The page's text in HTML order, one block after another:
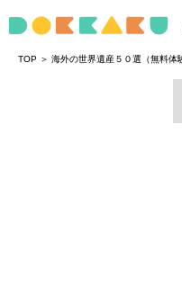
TOP ＞ 海外の世界遺産５０選（無料体